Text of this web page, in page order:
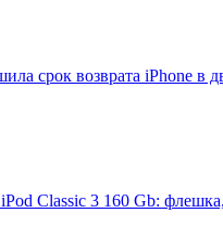
срок возврата iPhone в
Classic 3 160 Gb: